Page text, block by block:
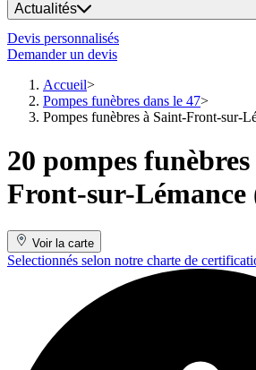
Actualités
Devis personnalisés
Demander un devis
Accueil
Pompes funèbres dans le 47
Pompes funèbres à Saint-Front-sur-
20 pompes
Front-sur-Lémance
Voir la carte
Selectionnés selon notre charte de